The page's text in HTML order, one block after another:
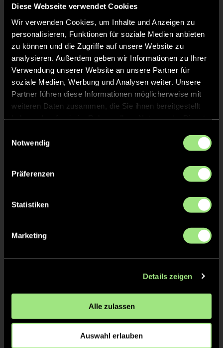
Diese Webseite verwendet Cookies
Wir verwenden Cookies, um Inhalte und Anzeigen zu
personalisieren, Funktionen für soziale Medien anbieten
zu können und die Zugriffe auf unsere Website zu
analysieren. Außerdem geben wir Informationen zu Ihrer
Verwendung unserer Website an unsere Partner für
soziale Medien, Werbung und Analysen weiter. Unsere
Partner führen diese Informationen möglicherweise mit
weiteren Daten zusammen, die Sie ihnen bereitgestellt
Notwendig
Präferenzen
Statistiken
Marketing
Details zeigen
Alle zulassen
Auswahl erlauben
Staff
Svenja SCHUERMANN
Lucia HORN
Tobias GIRRBACH
0:1 Lily E., 6’